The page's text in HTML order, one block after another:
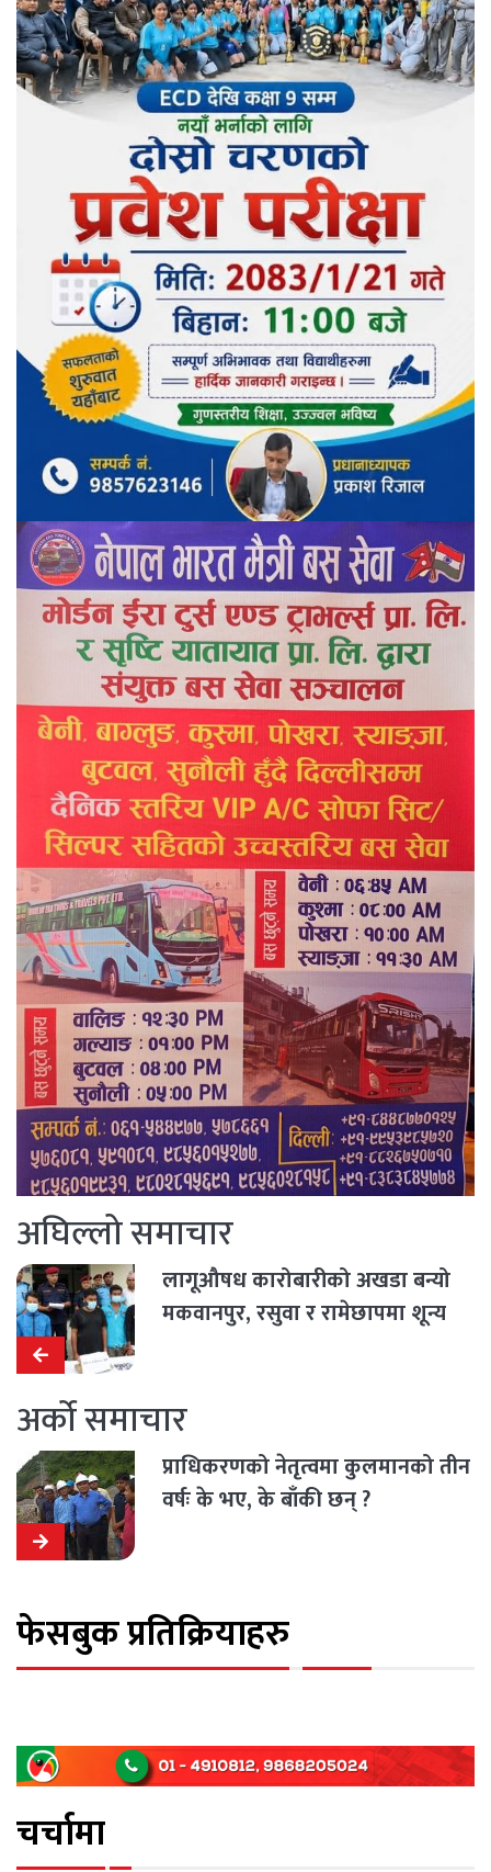
अघिल्लो समाचार
लागूऔषध कारोबारीको अखडा बन्यो
मकवानपुर, रसुवा र रामेछापमा शून्य
अर्को समाचार
प्राधिकरणको नेतृत्वमा कुलमानको तीन
वर्षः के भए, के बाँकी छन् ?
फेसबुक प्रतिक्रियाहरु
चर्चामा